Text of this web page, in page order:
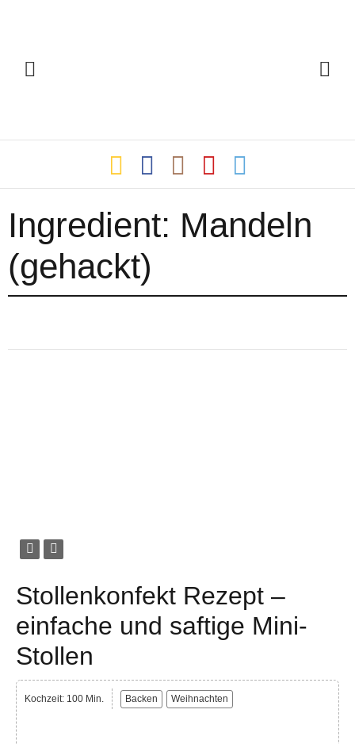
Ingredient: Mandeln
(gehackt)
Stollenkonfekt Rezept –
einfache und saftige Mini-
Stollen
Kochzeit: 100 Min. Backen Weihnachten